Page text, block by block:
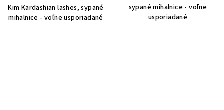
Kim Kardashian lashes, sypané
mihalnice - voľne usporiadané
sypané mihalnice - voľne
usporiadané